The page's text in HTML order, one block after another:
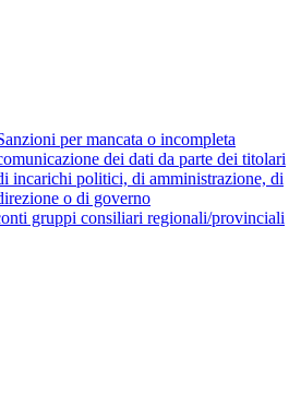
per mancata o incompleta
dei dati da parte dei titolari
incarichi politici, di amministrazione, di
o di governo
gruppi consiliari regionali/provinciali